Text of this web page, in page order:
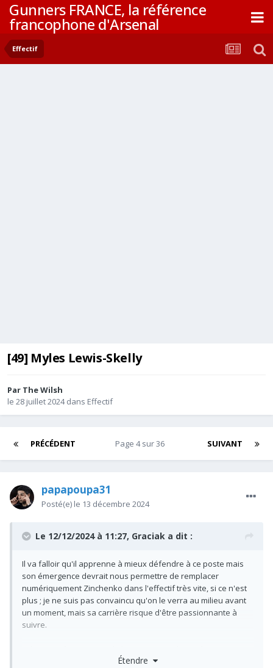
Gunners FRANCE, la référence
francophone d'Arsenal
Effectif
[49] Myles Lewis-Skelly
Par The Wilsh
le 28 juillet 2024dans Effectif
PRÉCÉDENT SUIVANT
Page 4 sur 36
papapoupa31
Posté(e) le 13 décembre 2024
Le 12/12/2024 à 11:27, Graciak a dit :
Il va falloir qu'il apprenne à mieux défendre à ce poste mais
son émergence devrait nous permettre de remplacer
numériquement Zinchenko dans l'effectif très vite, si ce n'est
plus ; je ne suis pas convaincu qu'on le verra au milieu avant
un moment, mais sa carrière risque d'être passionnante à
suivre.
contraire c'est sans doute pour le mieux parce que sur ce que
Étendre